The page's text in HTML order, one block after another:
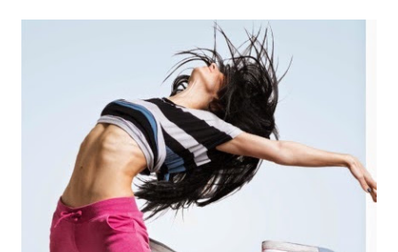
Sendaribera”, organizado por Sendaviva, celebró ayer, 22 de
abril, su primer día de competición de la fase previa en la
que participan 15 equipos formados escolares de 10 y 11
años de 7 centros educativos de la zona de la Ribera. A lo
largo de toda la competición, cerca de 100 escolares
tratarán de proclamarse los primeros vencedores de la
nueva competición del parque, cuya final se celebrará el
próximo 17 de junio. En esta primera edición del Maratón
Sendaribera están p...